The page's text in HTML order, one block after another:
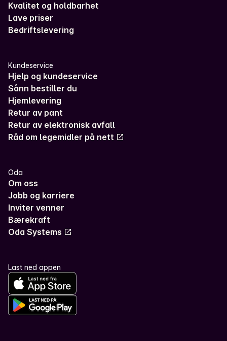
Kvalitet og holdbarhet
Lave priser
Bedriftslevering
Kundeservice
Hjelp og kundeservice
Sånn bestiller du
Hjemlevering
Retur av pant
Retur av elektronisk avfall
Råd om legemidler på nett
Oda
Om oss
Jobb og karriere
Inviter venner
Bærekraft
Oda Systems
Last ned appen